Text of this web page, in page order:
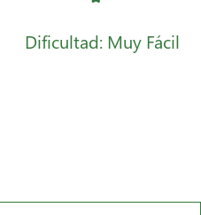
Dificultad: Muy Fácil